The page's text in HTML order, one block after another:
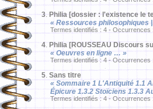
3. Philia [dossier : l'existence le
« Ressources philosophiques
Termes identifiés : 4 - Occurrences :
4. Philia [ROUSSEAU Discours
« Oeuvres en ligne … »
Termes identifiés : 4 - Occurrences :
5. Sans titre
« Sommaire 1 L'Antiquité 1.1
Épicure 1.3.2 Stoïciens 1.3.3
Termes identifiés : 4 - Occurrences :